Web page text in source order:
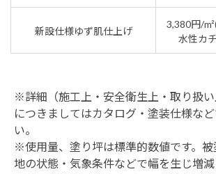
新設仕様ゆず肌仕上げ
3,380円/
水性カ
※詳細（施工上・安全衛生上・取り扱い
につきましてはカタログ・塗装仕様な
い。
※使用量、塗り坪は標準的数値です。
地の状態・気象条件などで幅を生じ増減